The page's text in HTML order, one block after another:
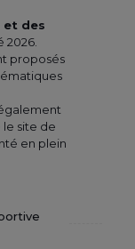
et des
2026.
proposés
le site de
en plein